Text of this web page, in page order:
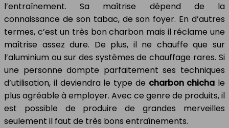
l’entraînement. Sa maîtrise dépend de la
connaissance de son tabac, de son foyer. En d’autres
termes, c’est un très bon charbon mais il réclame une
maîtrise assez dure. De plus, il ne chauffe que sur
l’aluminium ou sur des systèmes de chauffage rares. Si
une personne dompte parfaitement ses techniques
d’utilisation, il deviendra le type de charbon chicha le
plus agréable à employer. Avec ce genre de produits, il
est possible de produire de grandes merveilles
seulement il faut de très bons entraînements.